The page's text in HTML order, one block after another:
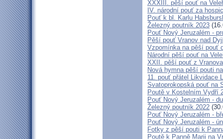
XXXIII. pěší pouť na
IV. národní pouť za
Pouť k bl. Karlu
Železný poutník 2023
Pouť Nový Jeruzalém -
Pěší pouť Vranov nad
Vzpomínka na pěší pouť
Národní pěší pouť na
XXII. pěší pouť z
Nová hymna pěší pouti
11. pouť přátel Likvidace
Svatoprokopská pouť na
Poutě v Kostelním Vydří
Pouť Nový Jeruzalém -
Železný poutník 2022
Pouť Nový Jeruzalém -
Pouť Nový Jeruzalém -
Fotky z pěší pouti k
Poutě k Panně Marii na